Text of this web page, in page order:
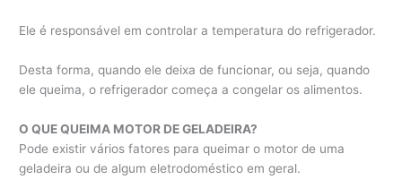
Ele é responsável em controlar a temperatura do refrigerador.
Desta forma, quando ele deixa de funcionar, ou seja, quando
ele queima, o refrigerador começa a congelar os alimentos.
O QUE QUEIMA MOTOR DE GELADEIRA?
Pode existir vários fatores para queimar o motor de uma
geladeira ou de algum eletrodoméstico em geral.